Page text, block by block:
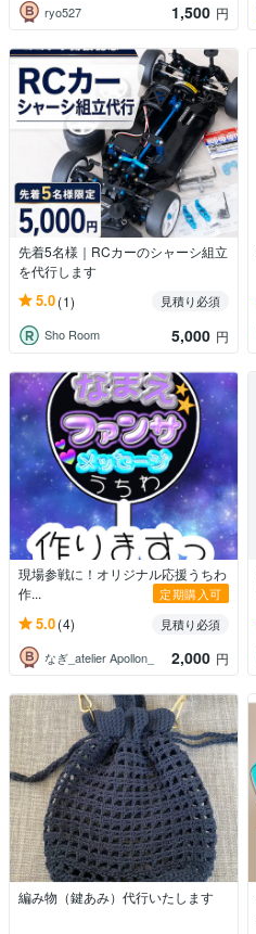
ryo527 1,500 円
先着5名様｜RCカーのシャーシ組立
を代行します
5.0(1)
見積り必須
Sho Room
5,000 円
現場参戦に！オリジナル応援うちわ
作...
定期購入可
5.0(4)
見積り必須
なぎ_atelier Apollon_
2,000 円
編み物（鍵あみ）代行いたします